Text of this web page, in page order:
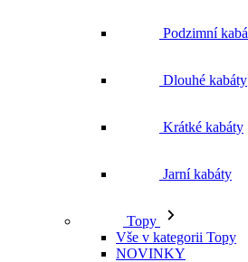
Podzimní
Dlouhé kabáty
Krátké kabáty
Jarní kabáty
Topy
Vše v kategorii Topy
NOVINKY